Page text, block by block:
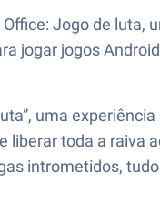
Jogo de
jogar jogos
uma
liberar toda a
intrometidos,